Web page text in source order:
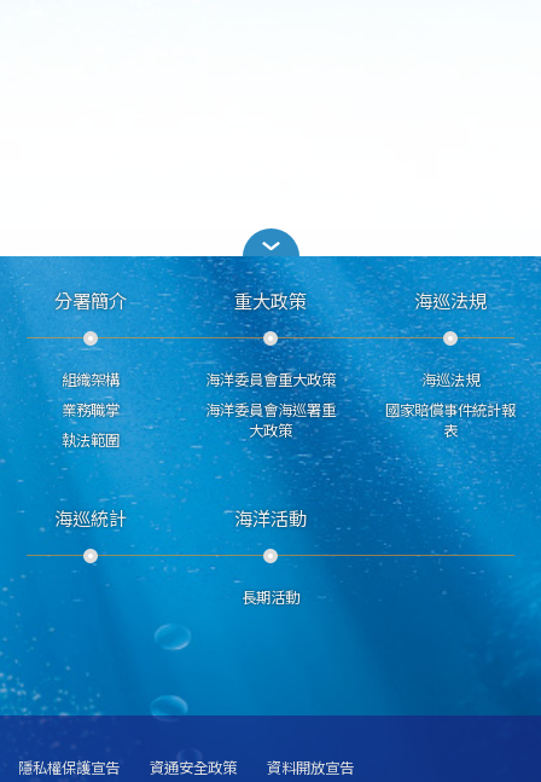
分署簡介
組織架構
業務職掌
執法範圍
重大政策
海洋委員會重大政策
海洋委員會海巡署重
大政策
海巡法規
海巡法規
國家賠償事件統計報
表
海巡統計 海洋活動
長期活動
隱私權保護宣告 資通安全政策 資料開放宣告